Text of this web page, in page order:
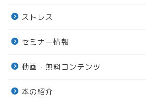
ストレス
セミナー情報
動画・無料コンテンツ
本の紹介